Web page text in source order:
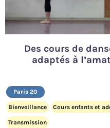
Des cours de
adaptés à
Paris 20
Bienveillance Cours enfants et
Transmission